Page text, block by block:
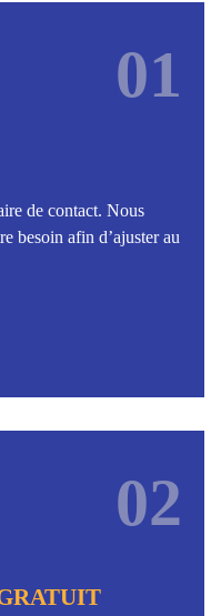
01
de contact. Nous
besoin afin d’ajuster au
02